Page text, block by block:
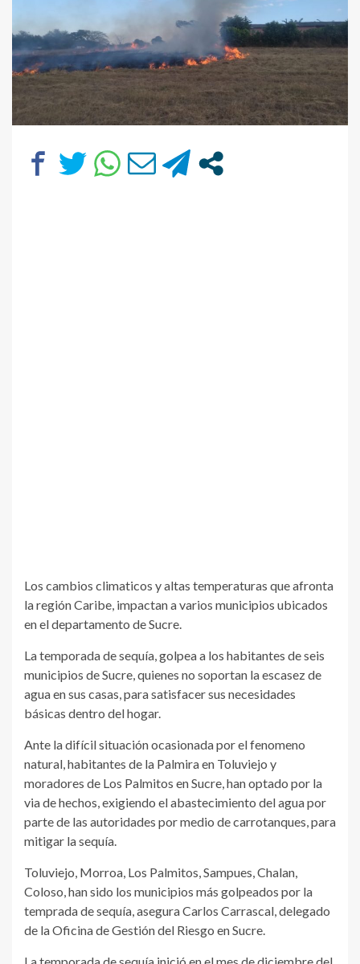
Los cambios climaticos y altas temperaturas que afronta
la región Caribe, impactan a varios municipios ubicados
en el departamento de Sucre.
La temporada de sequía, golpea a los habitantes de seis
municipios de Sucre, quienes no soportan la escasez de
agua en sus casas, para satisfacer sus necesidades
básicas dentro del hogar.
Ante la difícil situación ocasionada por el fenomeno
natural, habitantes de la Palmira en Toluviejo y
moradores de Los Palmitos en Sucre, han optado por la
via de hechos, exigiendo el abastecimiento del agua por
parte de las autoridades por medio de carrotanques, para
mitigar la sequía.
Toluviejo, Morroa, Los Palmitos, Sampues, Chalan,
Coloso, han sido los municipios más golpeados por la
temprada de sequía, asegura Carlos Carrascal, delegado
de la Oficina de Gestión del Riesgo en Sucre.
La temporada de sequía inició en el mes de diciembre del